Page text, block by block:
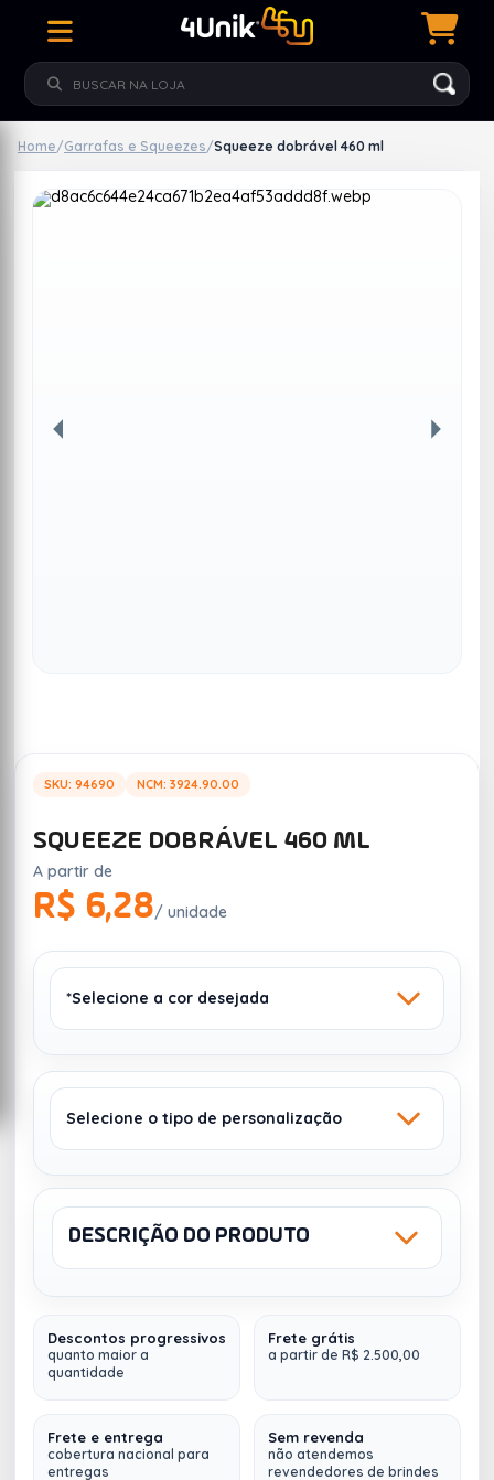
Home/Garrafas e Squeezes/Squeeze dobrável 460 ml
SKU: 94690 NCM: 3924.90.00
SQUEEZE DOBRÁVEL 460 ML
A partir de
R$ 6,28/ unidade
*Selecione a cor desejada
Sem estoque
Selecione o tipo de personalização
DESCRIÇÃO DO PRODUTO
Squeeze dobrável
(11 x 21,8 x 6,4 cm) com
mosquetão e tampa, com capacidade até 460 ml,
Fazemosmúltiplos envios (
para qualquer lugar do
Descontos progressivos
quanto maior a
quantidade
Frete grátis
a partir de R$ 2.500,00
Frete e entrega
cobertura nacional para
entregas
Sem revenda
não atendemos
revendedores de brindes